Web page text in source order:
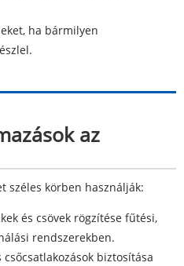
ha bármilyen
az
széles körben használják:
és csövek rögzítése fűtési,
rendszerekben.
biztosítása